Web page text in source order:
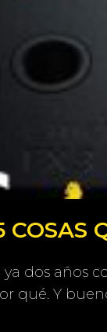
dos años
qué. Y